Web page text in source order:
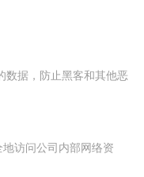
数据，防止黑客和其他恶
访问公司内部网络资